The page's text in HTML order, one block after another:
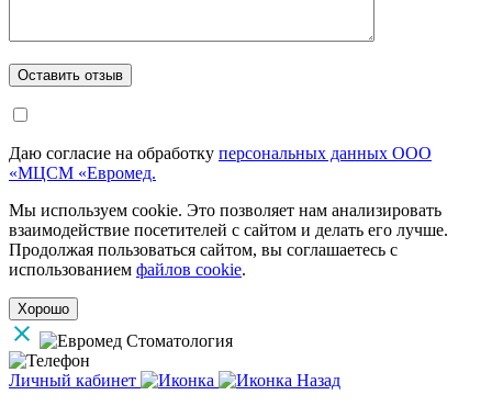
Даю согласие на обработку персональных данных ООО
«МЦСМ «Евромед.
Мы используем cookie. Это позволяет нам анализировать
взаимодействие посетителей с сайтом и делать его лучше.
Продолжая пользоваться сайтом, вы соглашаетесь с
использованием файлов cookie.
Хорошо
Личный кабинет
Назад